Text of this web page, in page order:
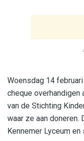
Woensdag 14
cheque overhandigen
van de Stichting
waar ze aan doneren.
Kennemer Lyceum en